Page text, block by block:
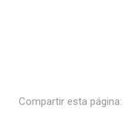
Compartir esta página: